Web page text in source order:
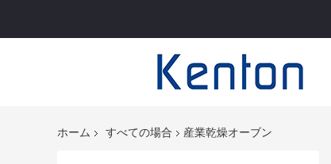
ホーム すべての場合 産業乾燥オーブン